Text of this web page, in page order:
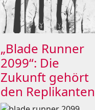
„Blade Runner
2099“: Die
Zukunft gehört
den Replikanten